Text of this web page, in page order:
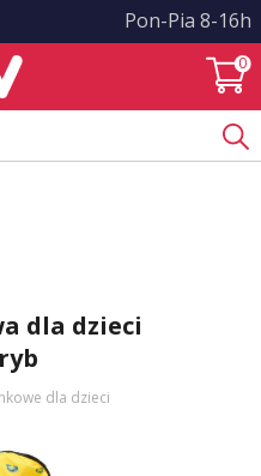
Pon-Pia 8-16h
0
dla dzieci
dla dzieci